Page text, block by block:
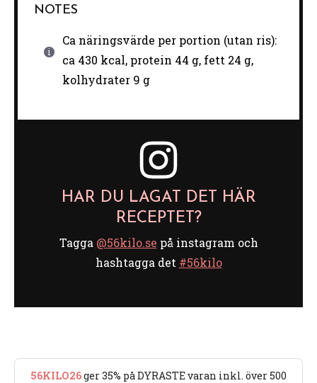
NOTES
Ca näringsvärde per portion (utan ris):
ca 430 kcal, protein 44 g, fett 24 g,
kolhydrater 9 g
HAR DU LAGAT DET HÄR
RECEPTET?
Tagga @56kilo.se på instagram och
hashtagga det #56kilo
56KILO26ger 35% på DYRASTE varan inkl. över 500